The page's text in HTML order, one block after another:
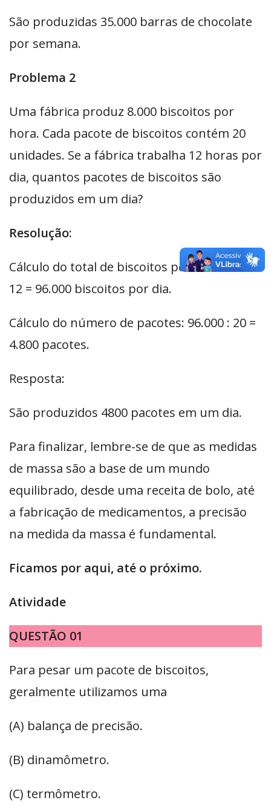
São produzidas 35.000 barras de chocolate
por semana.
Problema 2
Uma fábrica produz 8.000 biscoitos por
hora. Cada pacote de biscoitos contém 20
unidades. Se a fábrica trabalha 12 horas por
dia, quantos pacotes de biscoitos são
produzidos em um dia?
Resolução:
Cálculo do total de biscoitos por dia: 8.000 x
12 = 96.000 biscoitos por dia.
Cálculo do número de pacotes: 96.000 : 20 =
4.800 pacotes.
Resposta:
São produzidos 4800 pacotes em um dia.
Para finalizar, lembre-se de que as medidas
de massa são a base de um mundo
equilibrado, desde uma receita de bolo, até
a fabricação de medicamentos, a precisão
na medida da massa é fundamental.
Ficamos por aqui, até o próximo.
Atividade
QUESTÃO 01
Para pesar um pacote de biscoitos,
geralmente utilizamos uma
(A) balança de precisão.
(B) dinamômetro.
(C) termômetro.